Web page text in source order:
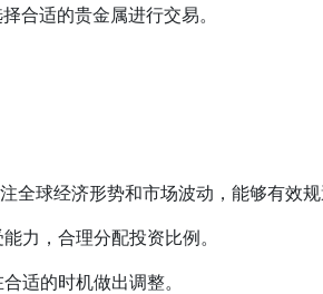
合适的贵金属进行交易。
球经济形势和市场波动，能够有效规
力，合理分配投资比例。
适的时机做出调整。